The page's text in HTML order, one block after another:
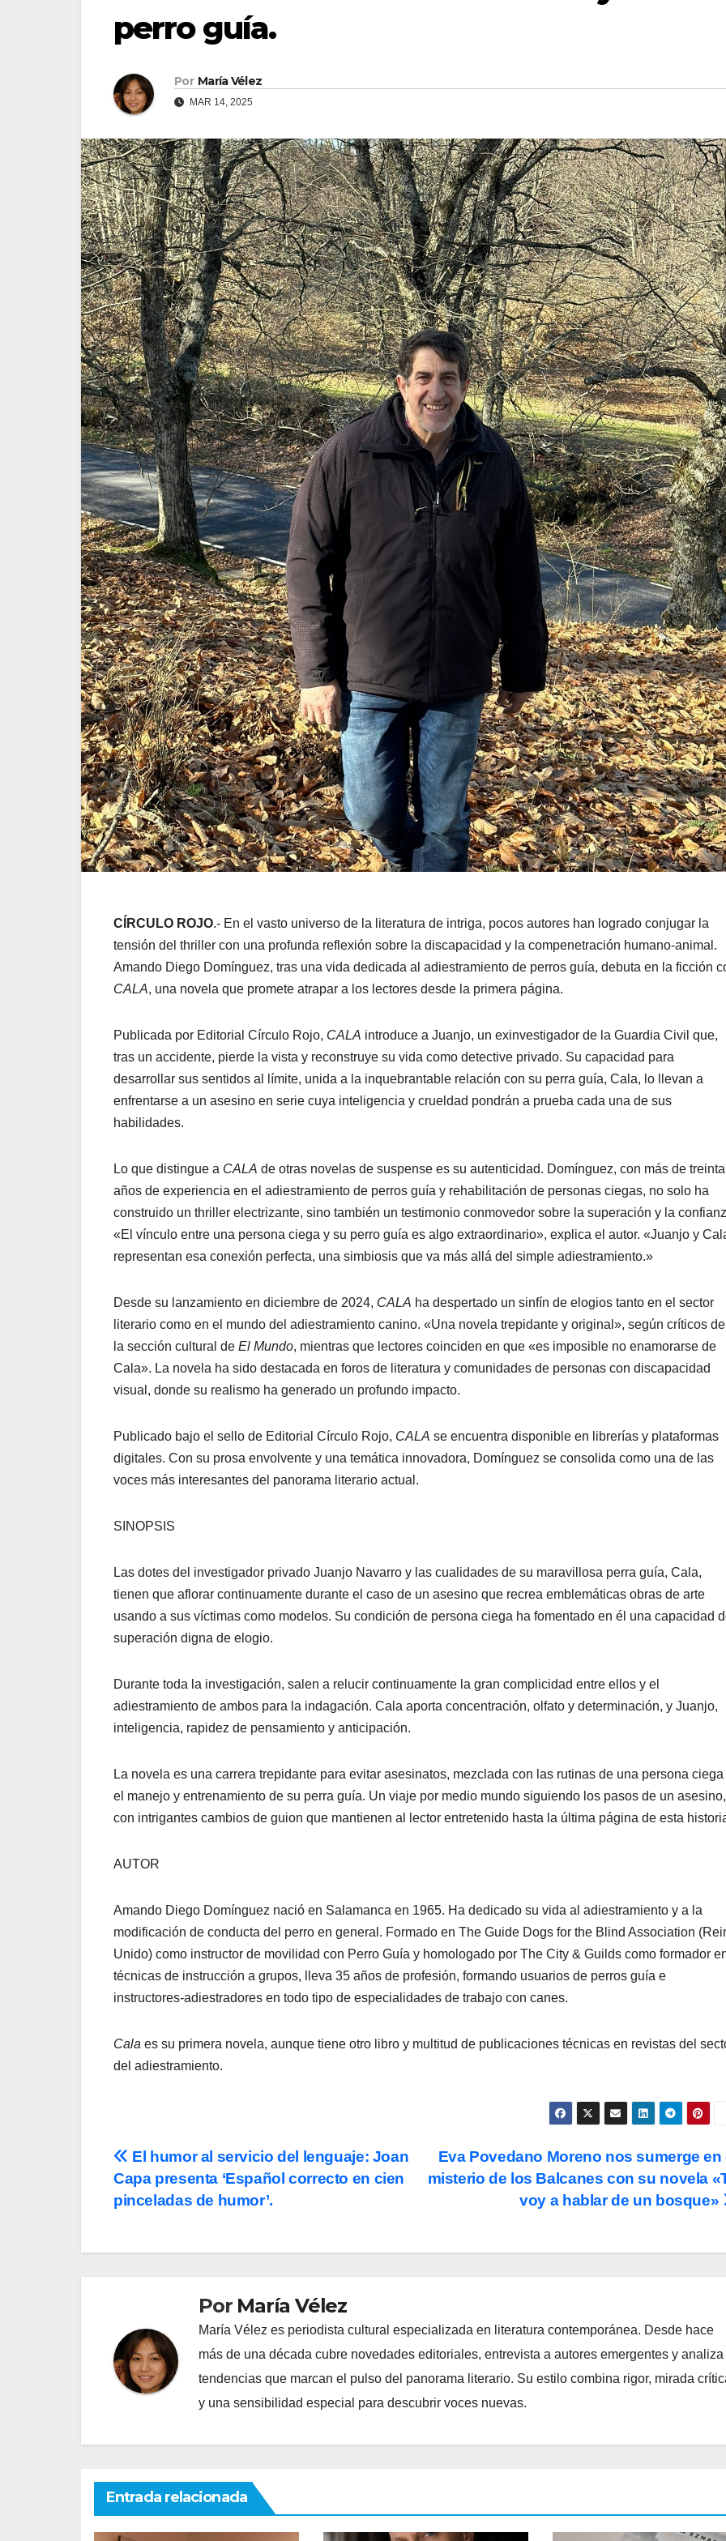
perro guía.
Por María Vélez
MAR 14, 2025
CÍRCULO ROJO.- En el vasto universo de la literatura de intriga, pocos autores han logrado conjugar la
tensión del thriller con una profunda reflexión sobre la discapacidad y la compenetración humano-animal.
Amando Diego Domínguez, tras una vida dedicada al adiestramiento de perros guía, debuta en la ficción
CALA, una novela que promete atrapar a los lectores desde la primera página.
Publicada por Editorial Círculo Rojo, CALA introduce a Juanjo, un exinvestigador de la Guardia Civil que,
tras un accidente, pierde la vista y reconstruye su vida como detective privado. Su capacidad para
desarrollar sus sentidos al límite, unida a la inquebrantable relación con su perra guía, Cala, lo llevan a
enfrentarse a un asesino en serie cuya inteligencia y crueldad pondrán a prueba cada una de sus
habilidades.
Lo que distingue a CALA de otras novelas de suspense es su autenticidad. Domínguez, con más de treinta
años de experiencia en el adiestramiento de perros guía y rehabilitación de personas ciegas, no solo ha
construido un thriller electrizante, sino también un testimonio conmovedor sobre la superación y la
«El vínculo entre una persona ciega y su perro guía es algo extraordinario», explica el autor. «Juanjo y
representan esa conexión perfecta, una simbiosis que va más allá del simple adiestramiento.»
Desde su lanzamiento en diciembre de 2024, CALA ha despertado un sinfín de elogios tanto en el sector
literario como en el mundo del adiestramiento canino. «Una novela trepidante y original», según críticos de
la sección cultural de El Mundo, mientras que lectores coinciden en que «es imposible no enamorarse de
Cala». La novela ha sido destacada en foros de literatura y comunidades de personas con discapacidad
visual, donde su realismo ha generado un profundo impacto.
Publicado bajo el sello de Editorial Círculo Rojo, CALA se encuentra disponible en librerías y plataformas
digitales. Con su prosa envolvente y una temática innovadora, Domínguez se consolida como una de las
voces más interesantes del panorama literario actual.
SINOPSIS
Las dotes del investigador privado Juanjo Navarro y las cualidades de su maravillosa perra guía, Cala,
tienen que aflorar continuamente durante el caso de un asesino que recrea emblemáticas obras de arte
usando a sus víctimas como modelos. Su condición de persona ciega ha fomentado en él una capacidad
superación digna de elogio.
Durante toda la investigación, salen a relucir continuamente la gran complicidad entre ellos y el
adiestramiento de ambos para la indagación. Cala aporta concentración, olfato y determinación, y Juanjo,
inteligencia, rapidez de pensamiento y anticipación.
La novela es una carrera trepidante para evitar asesinatos, mezclada con las rutinas de una persona ciega
el manejo y entrenamiento de su perra guía. Un viaje por medio mundo siguiendo los pasos de un asesino,
con intrigantes cambios de guion que mantienen al lector entretenido hasta la última página de esta
AUTOR
Amando Diego Domínguez nació en Salamanca en 1965. Ha dedicado su vida al adiestramiento y a la
modificación de conducta del perro en general. Formado en The Guide Dogs for the Blind Association
Unido) como instructor de movilidad con Perro Guía y homologado por The City & Guilds como formador
técnicas de instrucción a grupos, lleva 35 años de profesión, formando usuarios de perros guía e
instructores-adiestradores en todo tipo de especialidades de trabajo con canes.
Cala es su primera novela, aunque tiene otro libro y multitud de publicaciones técnicas en revistas del
del adiestramiento.
Navegación
de
Eva Povedano Moreno nos sumerge en
misterio de los Balcanes con su novela
voy a hablar de un bosque»
El humor al servicio del lenguaje: Joan
Capa presenta ‘Español correcto en cien
pinceladas de humor’.
Por María Vélez
María Vélez es periodista cultural especializada en literatura contemporánea. Desde hace
más de una década cubre novedades editoriales, entrevista a autores emergentes y analiza
tendencias que marcan el pulso del panorama literario. Su estilo combina rigor, mirada
y una sensibilidad especial para descubrir voces nuevas.
Entrada relacionada